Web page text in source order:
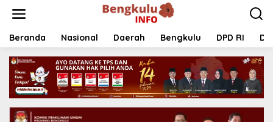
Beranda Nasional Daerah Bengkulu DPD RI